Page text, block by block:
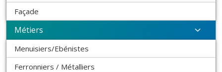
Façade
Métiers
Menuisiers/Ebénistes
Ferronniers / Métalliers